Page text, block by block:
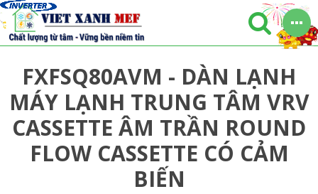
FXFSQ80AVM - DÀN LẠNH
MÁY LẠNH TRUNG TÂM VRV
CASSETTE ÂM TRẦN ROUND
FLOW CASSETTE CÓ CẢM
BIẾN